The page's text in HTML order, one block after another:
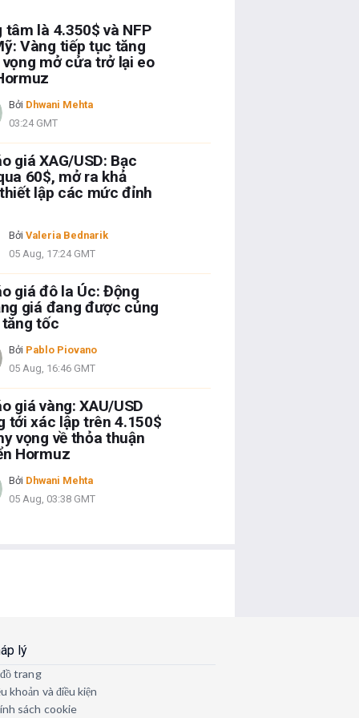
tâm là 4.350$ và NFP
Vàng tiếp tục tăng
mở cửa trở lại eo
Bởi Dhwani Mehta
03:24 GMT
giá XAG/USD: Bạc
60$, mở ra khả
lập các mức đỉnh
Bởi Valeria Bednarik
05 Aug, 17:24 GMT
giá đô la Úc: Động
giá đang được củng
tốc
Bởi Pablo Piovano
05 Aug, 16:46 GMT
giá vàng: XAU/USD
tới xác lập trên 4.150$
vọng về thỏa thuận
Hormuz
Bởi Dhwani Mehta
05 Aug, 03:38 GMT
lý
trang
khoản và điều kiện
sách cookie